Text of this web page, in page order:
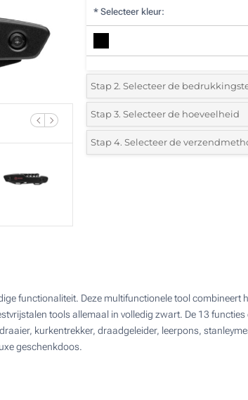
* Selecteer kleur:
Stap 2. Selecteer de
*Selecteer de bedrukking en kleuren
1 Kleur (Aan een kant)
Zonder opdruk
Stap 3. Selecteer de hoeveelheid
*Selecteer uit de lijst of voeg het
100
Kies jouw aantal :
Stap 4. Selecteer de
functionaliteit. Deze multifunctionele tool
tools allemaal in volledig zwart. De 13
kurkentrekker, draadgeleider, leerpons,
geschenkdoos.